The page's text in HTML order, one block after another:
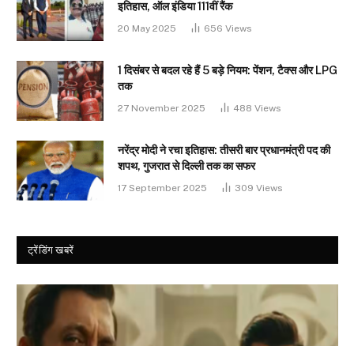
इतिहास, ऑल इंडिया 111वीं रैंक
20 May 2025 656 Views
1 दिसंबर से बदल रहे हैं 5 बड़े नियम: पेंशन, टैक्स और LPG
तक
27 November 2025 488 Views
नरेंद्र मोदी ने रचा इतिहास: तीसरी बार प्रधानमंत्री पद की
शपथ, गुजरात से दिल्ली तक का सफर
17 September 2025 309 Views
ट्रेंडिंग खबरें